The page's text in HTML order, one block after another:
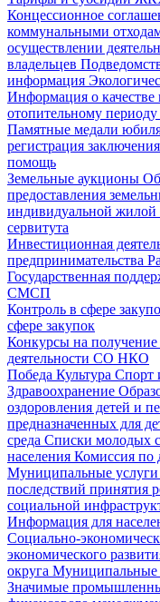
Концессионное
коммунальными
осуществлении
владельцев
информация
Информация о качестве
отопительному периоду
Памятные медали
регистрация
помощь
Земельные аукционы
предоставления
индивидуальной жилой
сервитута
Инвестиционная
предпринимательства
Государственная
СМСП
Контроль в сфере
сфере закупок
Конкурсы на
деятельности СО НКО
Победа Культура Спорт
Здравоохранение
оздоровления детей и
предназначенных для
среда Списки молодых
населения Комиссия по
Муниципальные услуги
последствий принятия
социальной
Информация для
Социально-
экономического
округа Муниципальные
Значимые